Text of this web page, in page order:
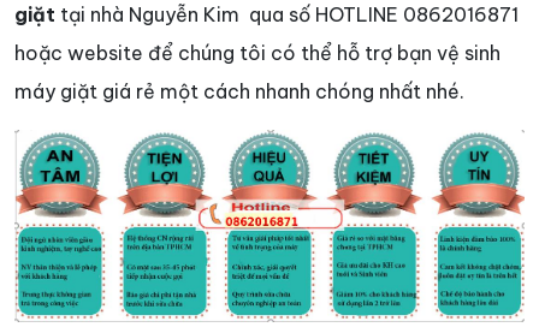
giặt tại nhà Nguyễn Kim qua số HOTLINE 0862016871
hoặc website để chúng tôi có thể hỗ trợ bạn vệ sinh
máy giặt giá rẻ một cách nhanh chóng nhất nhé.